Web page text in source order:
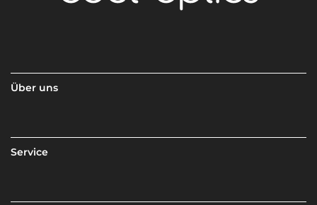
Über uns
Service